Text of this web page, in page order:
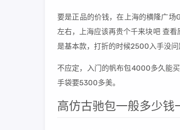
要是正品的价钱，在上海的横隆广
左右，上海应该再贵个千来块吧 查
是基本款，打折的时候2500入手没问
不应定，入门的帆布包4000多久能
手袋要5300多美。
高仿古驰包一般多少钱